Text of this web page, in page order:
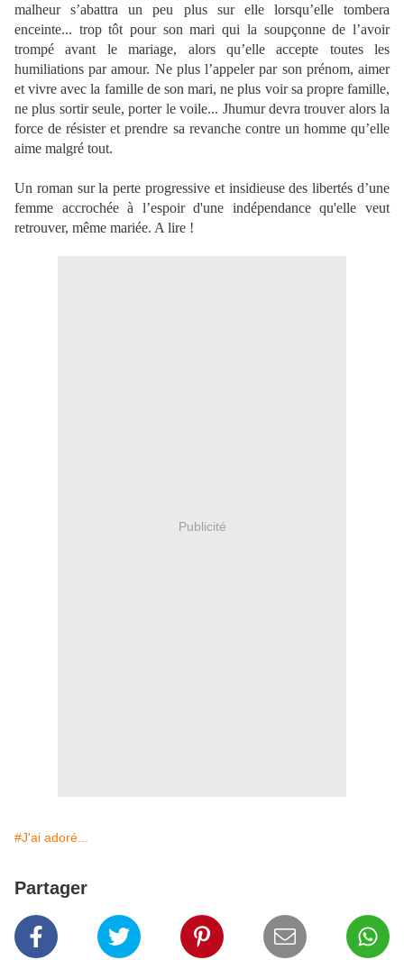
malheur s’abattra un peu plus sur elle lorsqu’elle tombera
enceinte... trop tôt pour son mari qui la soupçonne de l’avoir
trompé avant le mariage, alors qu’elle accepte toutes les
humiliations par amour. Ne plus l’appeler par son prénom, aimer
et vivre avec la famille de son mari, ne plus voir sa propre famille,
ne plus sortir seule, porter le voile... Jhumur devra trouver alors la
force de résister et prendre sa revanche contre un homme qu’elle
aime malgré tout.
Un roman sur la perte progressive et insidieuse des libertés d’une
femme accrochée à l’espoir d'une indépendance qu'elle veut
retrouver, même mariée. A lire !
Publicité
#J'ai adoré...
Partager